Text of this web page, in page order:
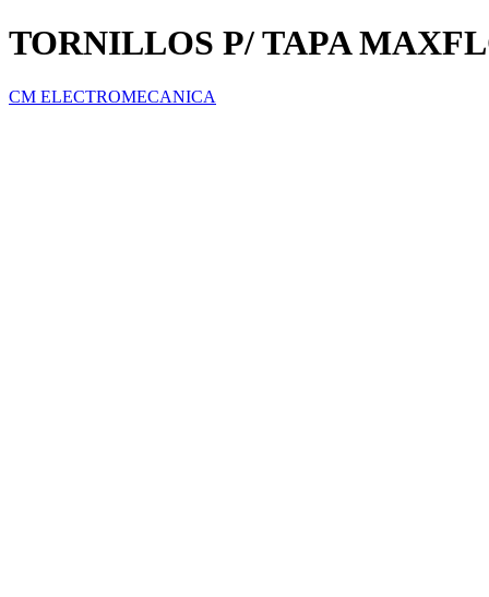
TORNILLOS P/ TAPA
CM ELECTROMECANICA